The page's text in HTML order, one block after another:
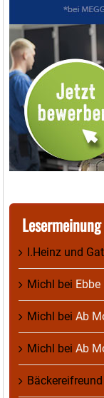
Lesermeinung
I.Heinz und
Michl bei
Michl bei Ab
Michl bei Ab
Bäckereifreund